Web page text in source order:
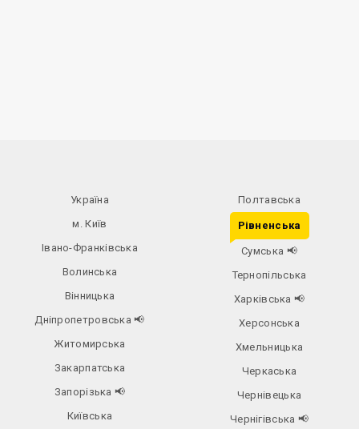
Україна
м. Київ
Івано-Франківська
Волинська
Вінницька
Дніпропетровська📢
Житомирська
Закарпатська
Запорізька 📢
Київська
Полтавська
Рівненська
Сумська 📢
Тернопільська
Харківська 📢
Херсонська
Хмельницька
Черкаська
Чернівецька
Чернігівська 📢